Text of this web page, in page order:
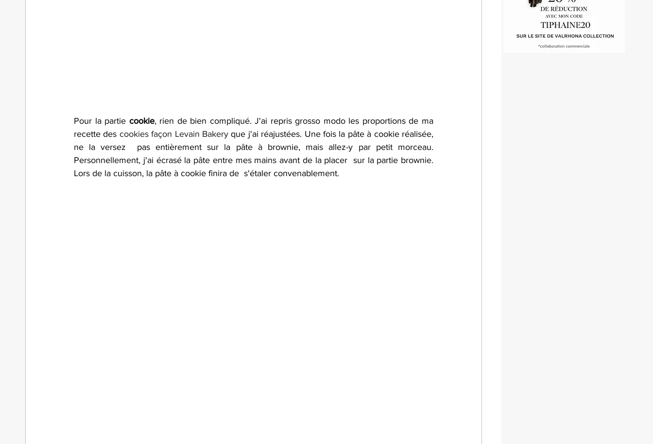
Pour la partie cookie, rien de bien compliqué. J'ai repris grosso modo les proportions de ma
recette des cookies façon Levain Bakery que j'ai réajustées. Une fois la pâte à cookie réalisée,
ne la versez  pas entièrement sur la pâte à brownie, mais allez-y par petit morceau.
Personnellement, j'ai écrasé la pâte entre mes mains avant de la placer  sur la partie brownie.
Lors de la cuisson, la pâte à cookie finira de  s'étaler convenablement.